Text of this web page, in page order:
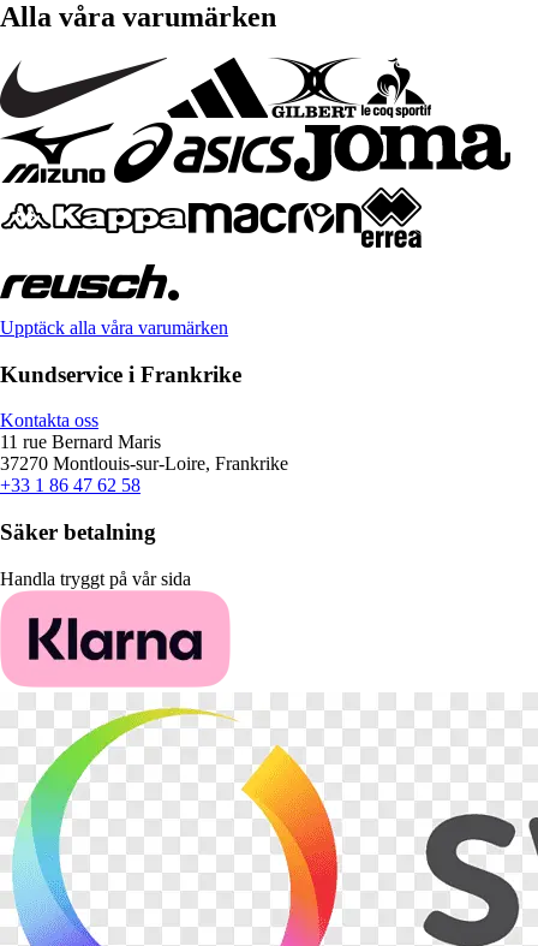
Alla våra varumärken
Upptäck alla våra varumärken
Kundservice i Frankrike
Kontakta oss
11 rue Bernard Maris
37270 Montlouis-sur-Loire, Frankrike
+33 1 86 47 62 58
Säker betalning
Handla tryggt på vår sida